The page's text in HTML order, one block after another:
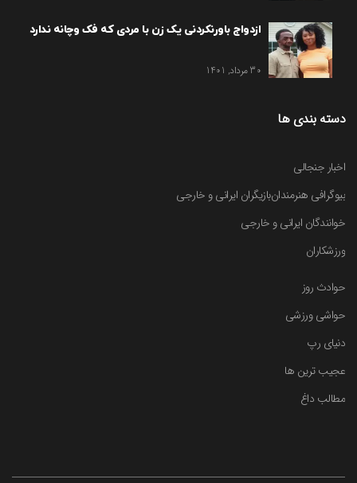
ازدواج باورنکردنی یک زن با مردی که فک وچانه ندارد
30 مرداد, 1401
دسته بندی ها
اخبار جنجالی
بیوگرافی هنرمندانبازیگران ایرانی و خارجی
خوانندگان ایرانی و خارجی
ورزشکاران
حوادث روز
حواشی ورزشی
دنیای رپ
عجیب ترین ها
مطالب داغ